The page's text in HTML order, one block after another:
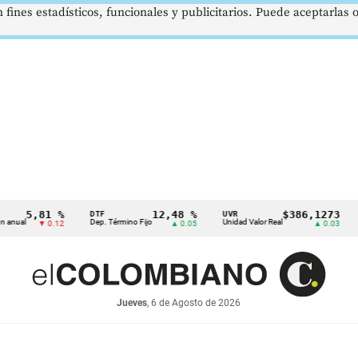
%
▼ 0.12
DTF
Dep. Término Fijo
12,48 %
▲ 0.05
UVR
Unidad Valor Real
$386,1273
▲ 0.03
SMMLV
Salario
Jueves, 6 de Agosto de 2026
estadísticos, funcionales y publicitarios. Puede aceptarlas